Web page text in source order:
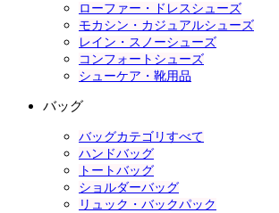
ローファー・ドレスシューズ
モカシン・カジュアルシューズ
レイン・スノーシューズ
コンフォートシューズ
シューケア・靴用品
バッグ
バッグカテゴリすべて
ハンドバッグ
トートバッグ
ショルダーバッグ
リュック・バックパック